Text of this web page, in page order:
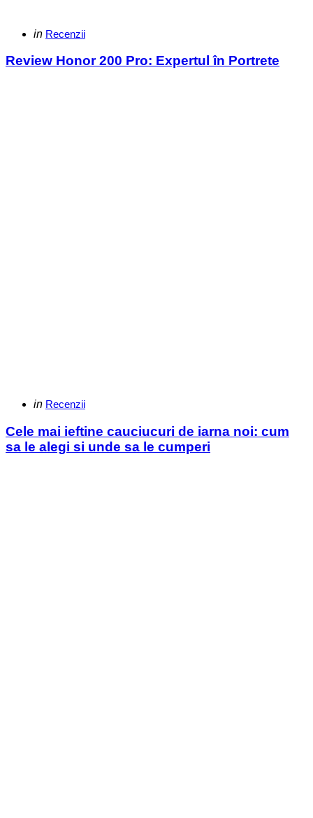
Categories
Posted
in Recenzii
Review Honor 200 Pro: Expertul în Portrete
Categories
Posted
in Recenzii
Cele mai ieftine cauciucuri de iarna noi: cum
sa le alegi si unde sa le cumperi